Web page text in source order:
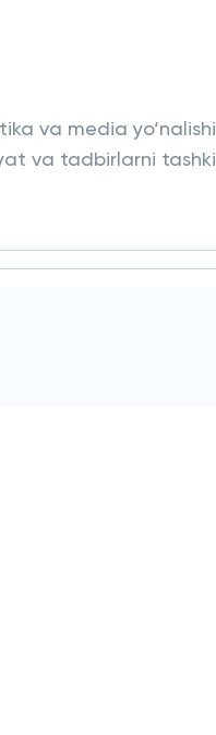
va media yo‘nalishi
va tadbirlarni tashkil